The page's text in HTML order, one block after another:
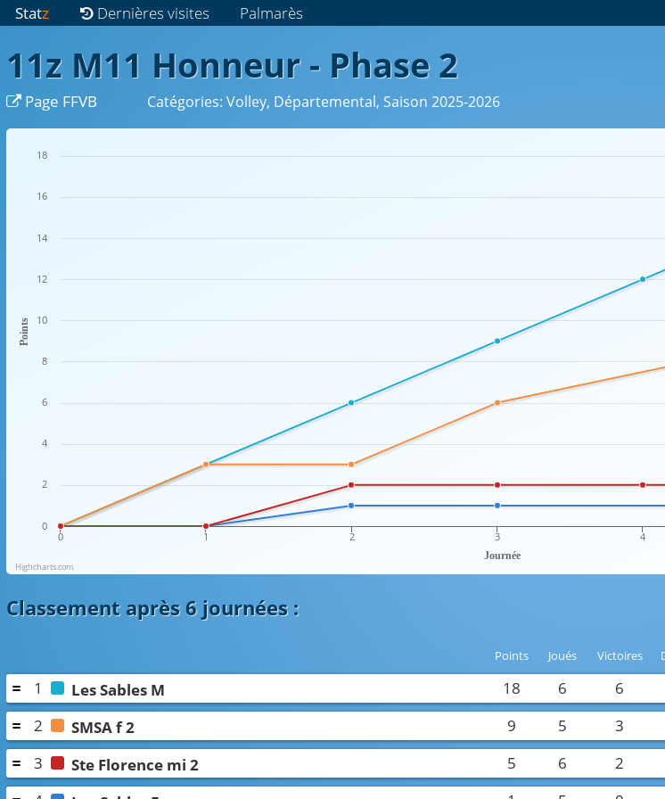
Statz Dernières visites Palmarès
11z M11 Honneur - Phase 2
Page FFVB Catégories: Volley, Départemental, Saison 2025-2026
Journée
Points
0 1 2 3 4
0
2
4
6
8
10
12
14
16
18
Highcharts.com
Classement après 6 journées:
Points Joués Victoires
1 Les Sables M 18 6 6
2
SMSA f 2 9 5 3
3
Ste Florence mi 2 5 6 2